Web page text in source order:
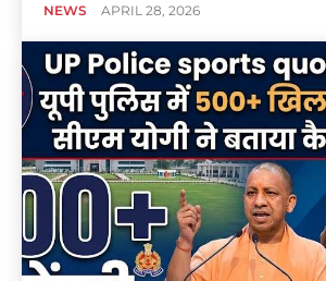
NEWS APRIL 28, 2026